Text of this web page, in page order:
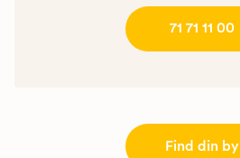
71 71 11 00
Find din by